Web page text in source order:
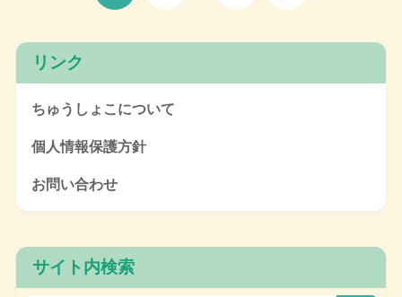
リンク
ちゅうしょこについて
個人情報保護方針
お問い合わせ
サイト内検索